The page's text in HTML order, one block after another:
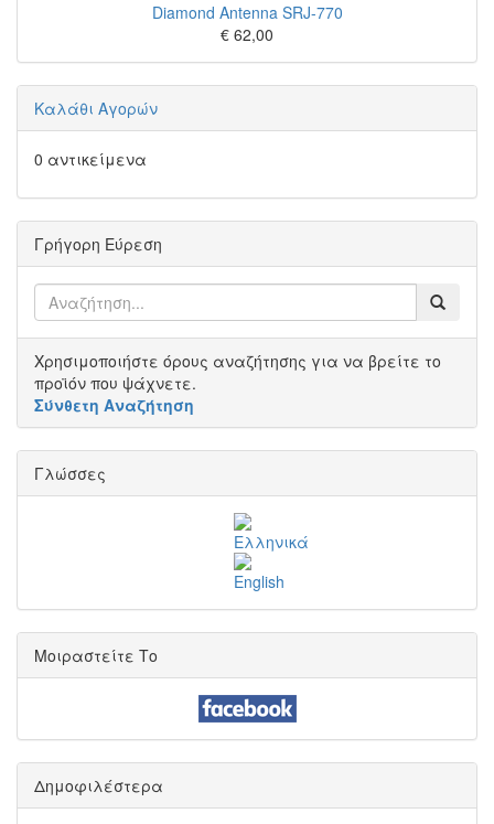
Diamond Antenna SRJ-770
€ 62,00
Καλάθι Αγορών
0 αντικείμενα
Γρήγορη Εύρεση
Χρησιμοποιήστε όρους αναζήτησης για να βρείτε το
προϊόν που ψάχνετε.
Σύνθετη Αναζήτηση
Γλώσσες
Μοιραστείτε Το
Δημοφιλέστερα